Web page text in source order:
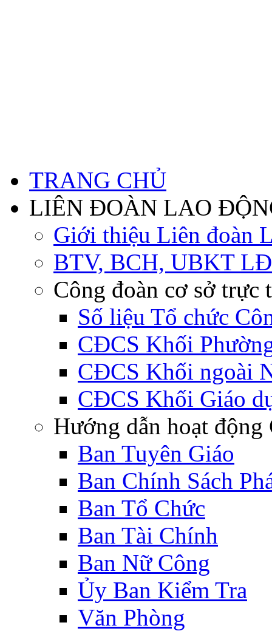
TRANG CHỦ
LIÊN ĐOÀN LAO
Giới thiệu Liên đoàn
BTV, BCH, UBKT
Công đoàn cơ sở trực
Số liệu Tổ chức
CĐCS Khối
CĐCS Khối ngoài
CĐCS Khối Giáo
Hướng dẫn hoạt động
Ban Tuyên Giáo
Ban Chính Sách
Ban Tổ Chức
Ban Tài Chính
Ban Nữ Công
Ủy Ban Kiểm Tra
Văn Phòng